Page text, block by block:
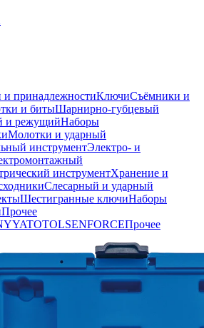
и принадлежностиКлючиСъёмники и
и битыШарнирно-губцевый
и режущийНаборы
Молотки и ударный
инструментЭлектро- и
инструментХранение и
Слесарный и ударный
Шестигранные ключиНаборы
Прочее
YATOTOLSENFORCEПрочее